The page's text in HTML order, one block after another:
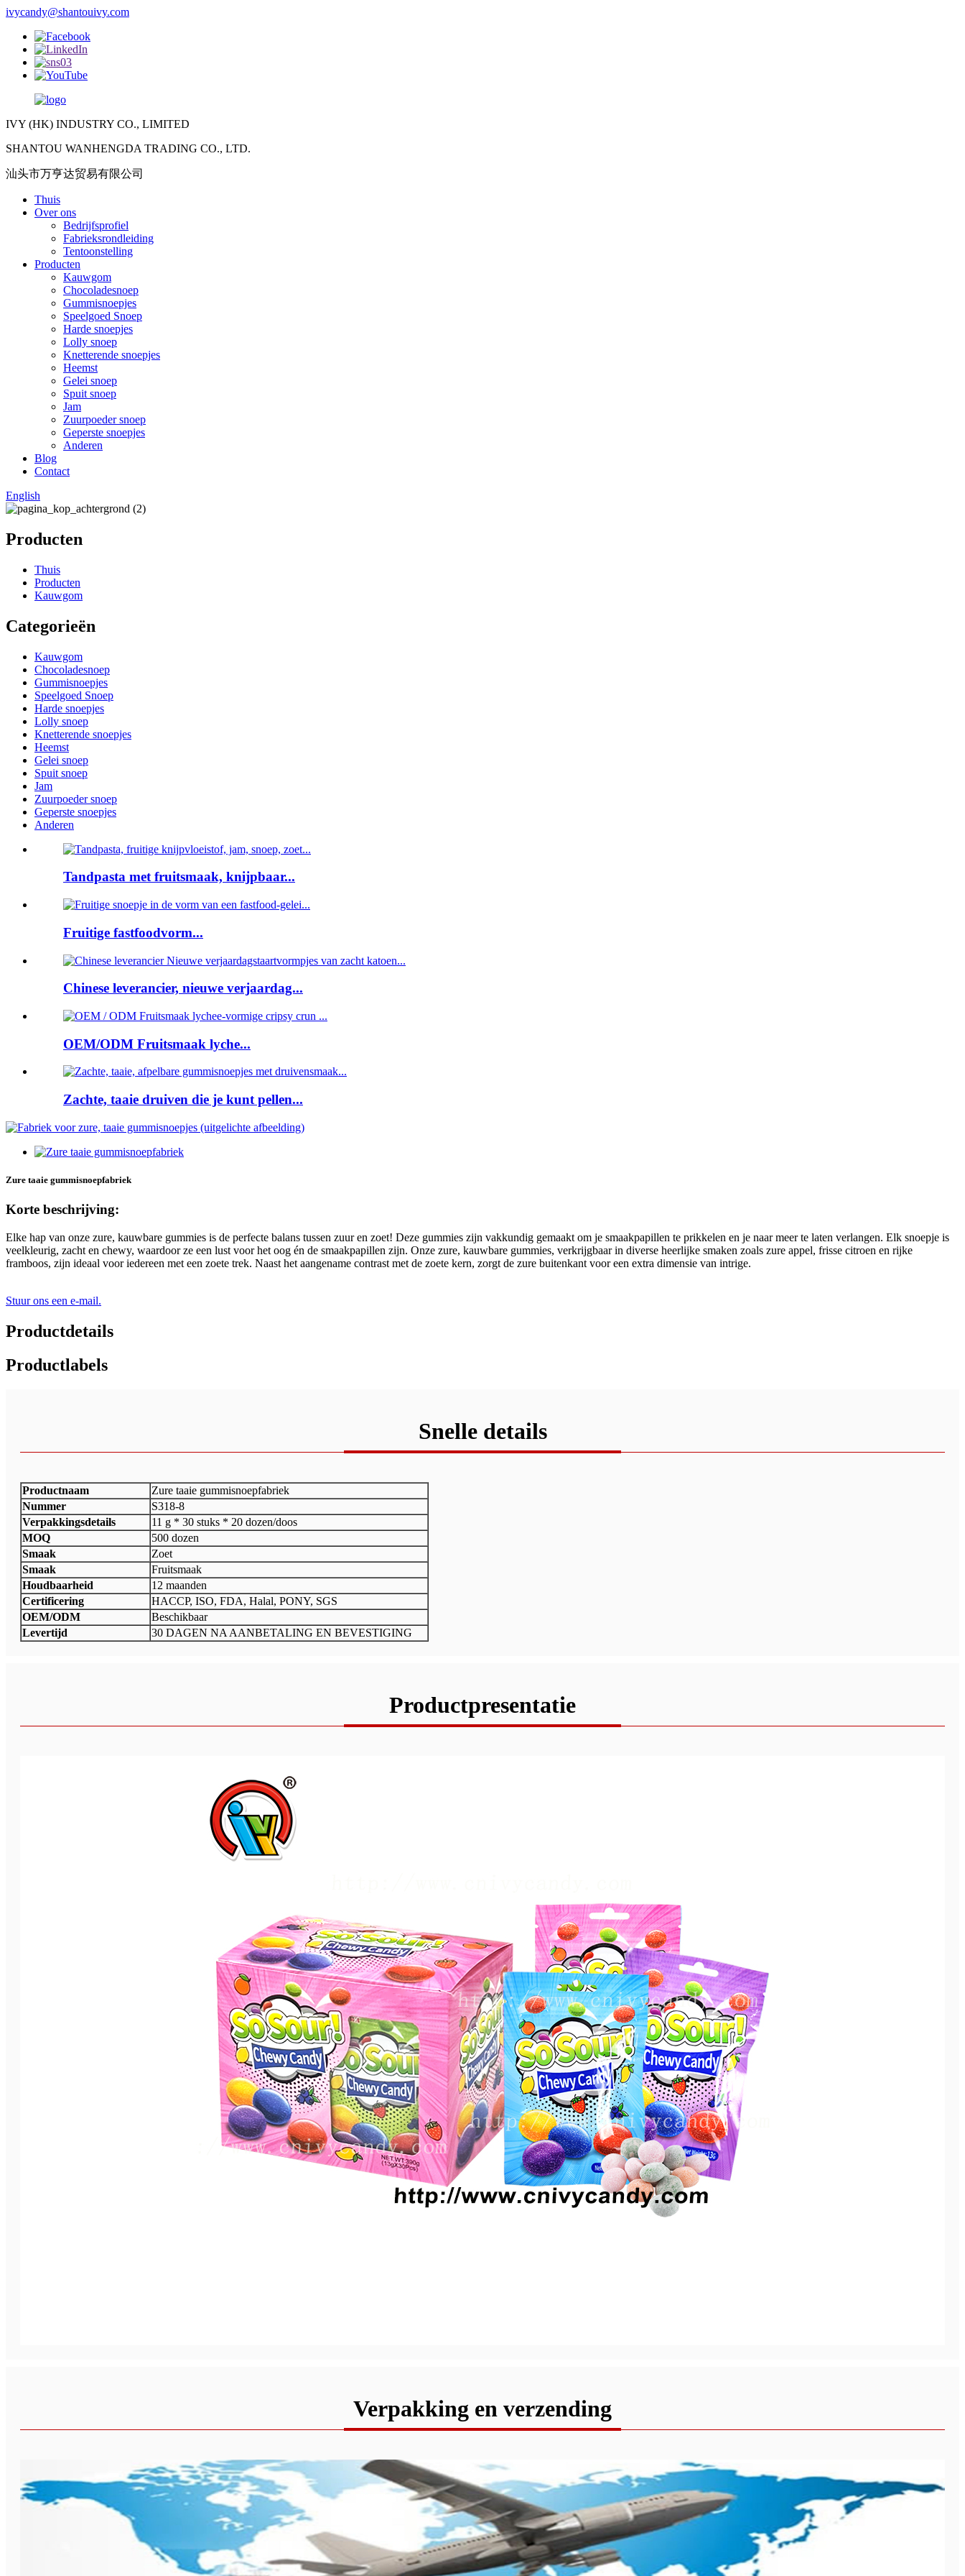
ivycandy@shantouivy.com
IVY (HK) INDUSTRY CO., LIMITED
SHANTOU WANHENGDA TRADING CO., LTD.
汕头市万亨达贸易有限公司
Thuis
Over ons
Bedrijfsprofiel
Fabrieksrondleiding
Tentoonstelling
Producten
Kauwgom
Chocoladesnoep
Gummisnoepjes
Speelgoed Snoep
Harde snoepjes
Lolly snoep
Knetterende snoepjes
Heemst
Gelei snoep
Spuit snoep
Jam
Zuurpoeder snoep
Geperste snoepjes
Anderen
Blog
Contact
English
Producten
Thuis
Producten
Kauwgom
Categorieën
Kauwgom
Chocoladesnoep
Gummisnoepjes
Speelgoed Snoep
Harde snoepjes
Lolly snoep
Knetterende snoepjes
Heemst
Gelei snoep
Spuit snoep
Jam
Zuurpoeder snoep
Geperste snoepjes
Anderen
Tandpasta met fruitsmaak, knijpbaar...
Fruitige fastfoodvorm...
Chinese leverancier, nieuwe verjaardag...
OEM/ODM Fruitsmaak lyche...
Zachte, taaie druiven die je kunt pellen...
Zure taaie gummisnoepfabriek
Korte beschrijving:
Elke hap van onze zure, kauwbare gummies is de perfecte balans tussen zuur en zoet! Deze gummies zijn vakkundig gemaakt om je smaakpapillen te prikkelen en je naar meer te laten verlangen. Elk snoepje is
veelkleurig, zacht en chewy, waardoor ze een lust voor het oog én de smaakpapillen zijn. Onze zure, kauwbare gummies, verkrijgbaar in diverse heerlijke smaken zoals zure appel, frisse citroen en rijke
framboos, zijn ideaal voor iedereen met een zoete trek. Naast het aangename contrast met de zoete kern, zorgt de zure buitenkant voor een extra dimensie van intrige.
Stuur ons een e-mail.
Productdetails
Productlabels
Snelle details
Productnaam
Zure taaie gummisnoepfabriek
Nummer
S318-8
Verpakkingsdetails
11 g * 30 stuks * 20 dozen/doos
MOQ
500 dozen
Smaak
Zoet
Smaak
Fruitsmaak
Houdbaarheid
12 maanden
Certificering
HACCP, ISO, FDA, Halal, PONY, SGS
OEM/ODM
Beschikbaar
Levertijd
30 DAGEN NA AANBETALING EN BEVESTIGING
Productpresentatie
Verpakking en verzending